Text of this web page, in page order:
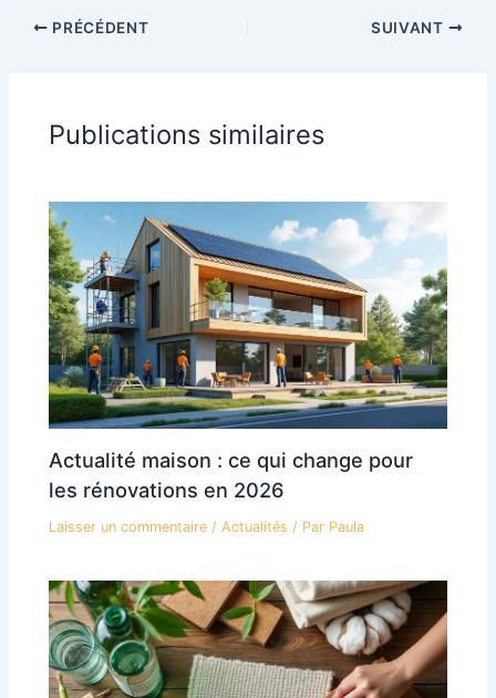
PRÉCÉDENT SUIVANT
Publications similaires
Actualité maison : ce qui change pour
les rénovations en 2026
Laisser un commentaire /Actualités / Par Paula